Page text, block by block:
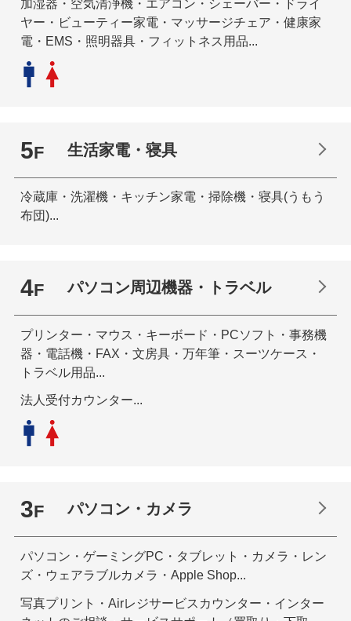
加湿器・空気清浄機・エアコン・シェーバー・ドライ
ヤー・ビューティー家電・マッサージチェア・健康家
電・EMS・照明器具・フィットネス用品...
5F 生活家電・寝具
冷蔵庫・洗濯機・キッチン家電・掃除機・寝具(うもう
布団)...
4F パソコン周辺機器・トラベル
プリンター・マウス・キーボード・PCソフト・事務機
器・電話機・FAX・文房具・万年筆・スーツケース・
トラベル用品...
法人受付カウンター...
3F パソコン・カメラ
パソコン・ゲーミングPC・タブレット・カメラ・レン
ズ・ウェアラブルカメラ・Apple Shop...
写真プリント・Airレジサービスカウンター・インター